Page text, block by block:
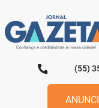
para
o
conteúdo
(55)